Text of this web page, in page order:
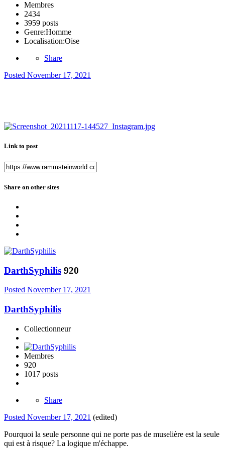
Membres
2434
3959 posts
Genre:Homme
Localisation:Oise
Share
Posted November 17, 2021
Link to post
Share on other sites
DarthSyphilis 920
Posted November 17, 2021
DarthSyphilis
Collectionneur
Membres
920
1017 posts
Share
Posted November 17, 2021 (edited)
Pourquoi la seule personne qui ne porte pas de muselière est la seule
qui est à risque? La logique m'échappe.